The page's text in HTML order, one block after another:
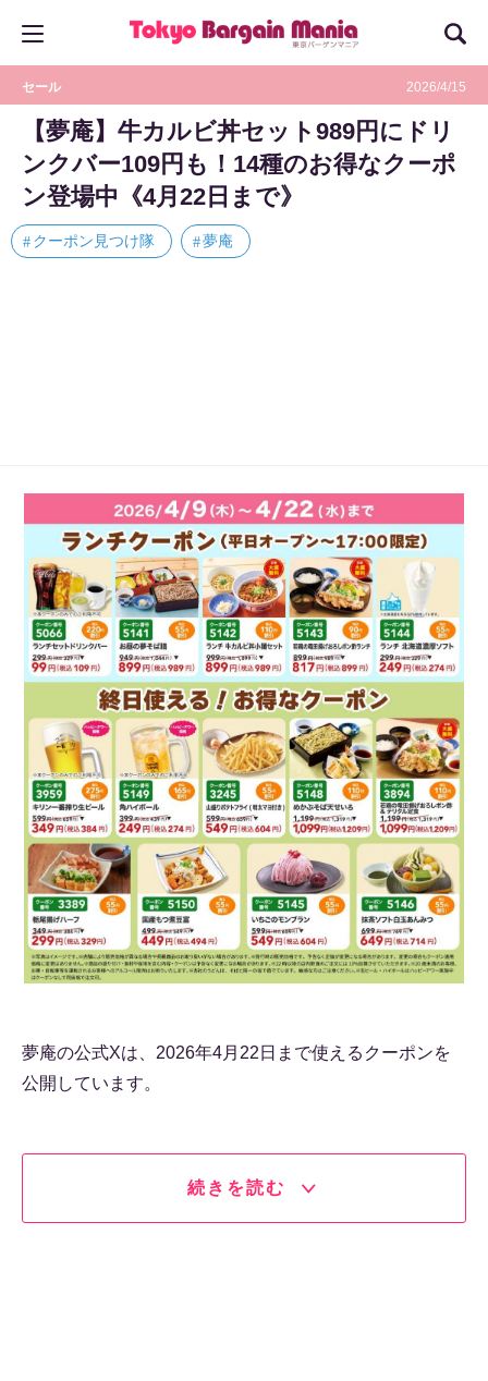
セール 2026/4/15
【夢庵】牛カルビ丼セット989円にドリ
ンクバー109円も！14種のお得なクーポ
ン登場中《4月22日まで》
クーポン見つけ隊 夢庵
夢庵の公式Xは、2026年4月22日まで使えるクーポンを
公開しています。
続きを読む